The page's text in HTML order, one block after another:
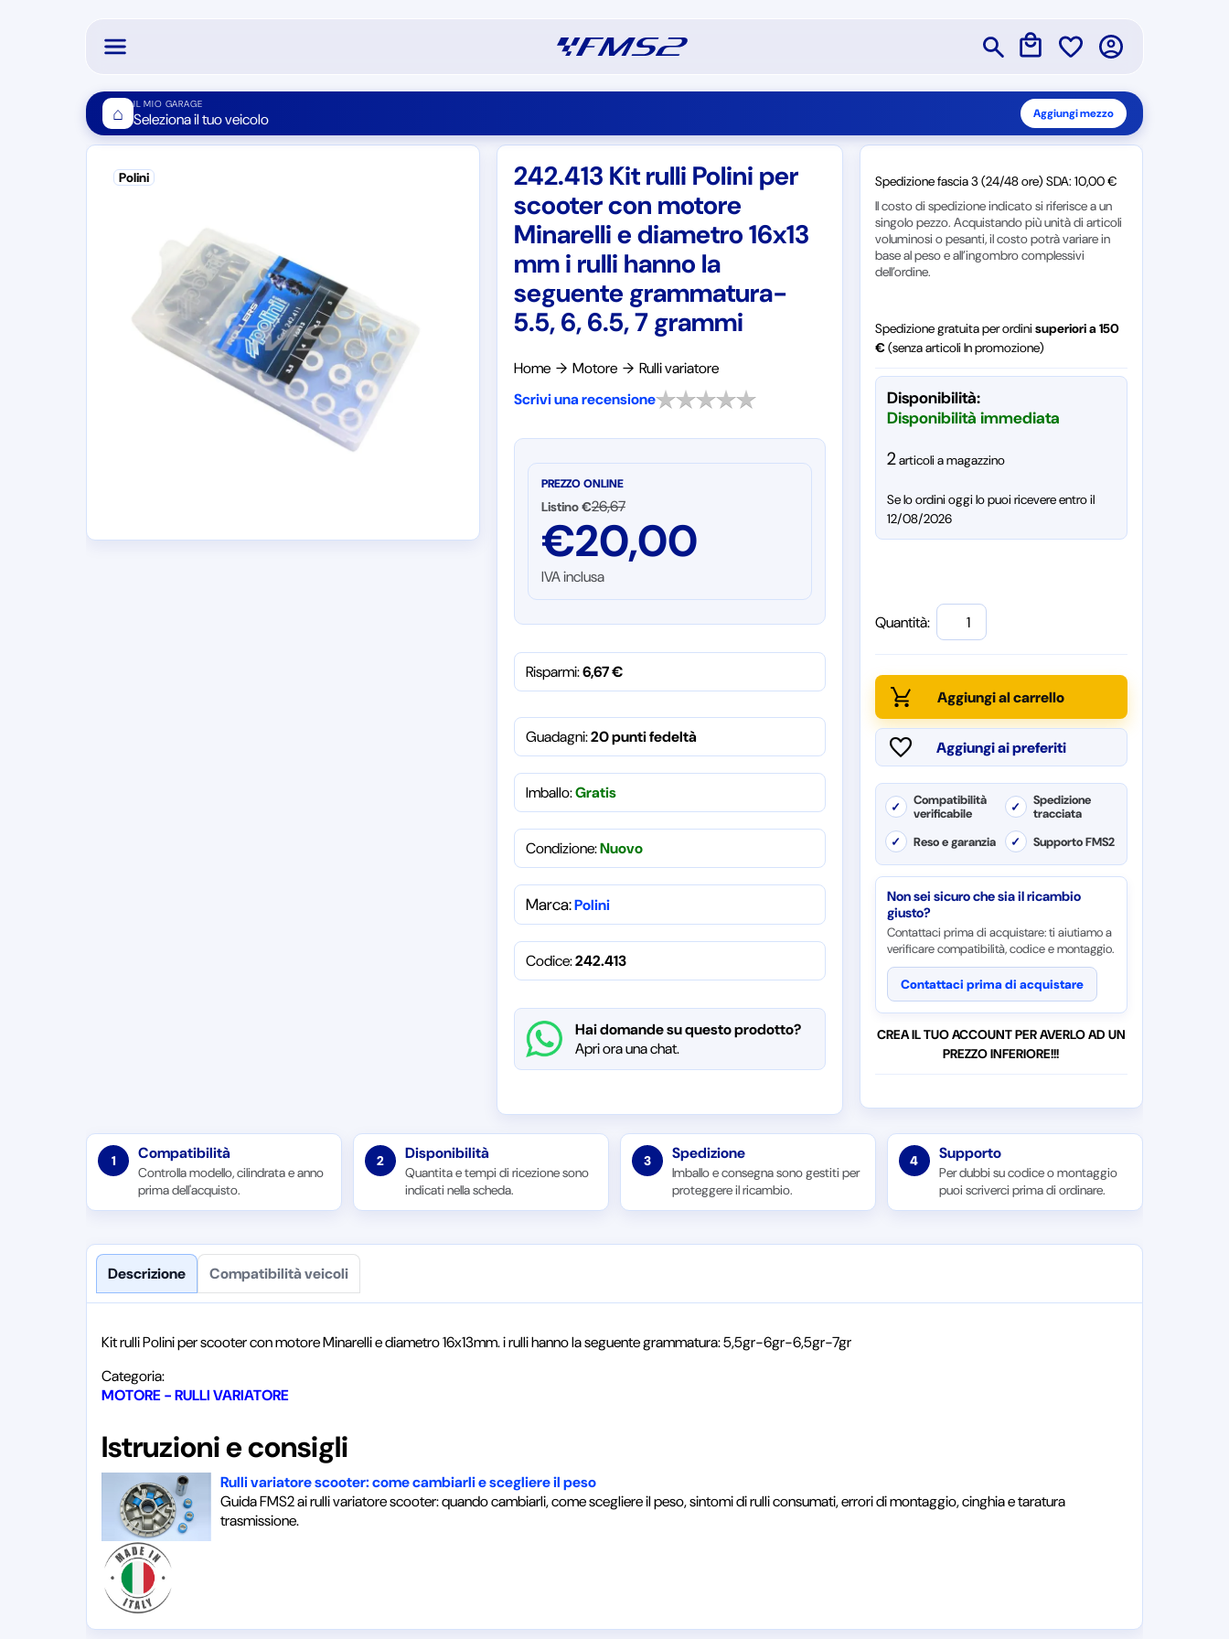
⌂ IL MIO GARAGE
Seleziona il tuo veicolo Aggiungi mezzo
Polini
242.413 Kit rulli Polini per
scooter con motore
Minarelli e diametro 16x13
mm i rulli hanno la
seguente grammatura-
5.5, 6, 6.5, 7 grammi
Home → Motore → Rulli variatore
Scrivi una recensione
PREZZO ONLINE
Listino €26,67
€20,00
IVA inclusa
Risparmi:6,67€
Guadagni:20 punti fedeltà
Imballo:Gratis
Condizione:Nuovo
Marca:Polini
Codice:242.413
Hai domande su questo prodotto?
Apri ora una chat.
Spedizione fascia 3 (24/48 ore) SDA: 10,00 €
Il costo di spedizione indicato si riferisce a un
singolo pezzo. Acquistando più unità di articoli
voluminosi o pesanti, il costo potrà variare in
base al peso e all’ingombro complessivi
dell’ordine.
Spedizione gratuita per ordini superiori a 150
€(senza articoli In promozione)
Disponibilità:
Disponibilità immediata
2articoli a magazzino
Se lo ordini oggi lo puoi ricevere entro il
12/08/2026
Quantità:
✓
Compatibilità
verificabile
✓
Spedizione
tracciata
✓
Reso e garanzia ✓ Supporto FMS2
Non sei sicuro che sia il ricambio
giusto?
Contattaci prima di acquistare: ti aiutiamo a
verificare compatibilità, codice e montaggio.
Contattaci prima di acquistare
CREA IL TUO ACCOUNT PER AVERLO AD UN
PREZZO INFERIORE!!!
1 Compatibilità
Controlla modello, cilindrata e anno
prima dell'acquisto.
2 Disponibilità
Quantita e tempi di ricezione sono
indicati nella scheda.
3 Spedizione
Imballo e consegna sono gestiti per
proteggere il ricambio.
4 Supporto
Per dubbi su codice o montaggio
puoi scriverci prima di ordinare.
Descrizione Compatibilità veicoli
Kit rulli Polini per scooter con motore Minarelli e diametro 16x13mm. i rulli hanno la seguente grammatura: 5,5gr-6gr-6,5gr-7gr
Categoria:
MOTORE - RULLI VARIATORE
Istruzioni e consigli
Rulli variatore scooter: come cambiarli e scegliere il peso
Guida FMS2 ai rulli variatore scooter: quando cambiarli, come scegliere il peso, sintomi di rulli consumati, errori di montaggio, cinghia e taratura
trasmissione.